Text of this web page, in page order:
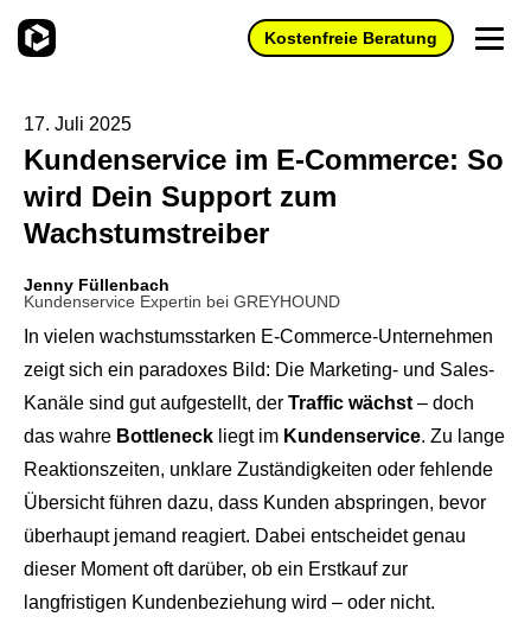
Kostenfreie Beratung
Produkte
Schnellere Antworten & weniger Supportaufwand mit AI
Agents und AI Human Assist
GREYHOUND für den Kundenservice
Deine All-In-One-Kundenservicelösung für den
E‑Commerce.
GREYHOUND für das papierlose Büro
All Deine Belege samt Kommunikation nachvollziehbar an
einem Ort. Zur Bearbeitung, Freigabe oder Archivierung.
E‑Rechnungspflicht 2025
GREYHOUND macht E-Rechnungen einfach,
Anbindungen
Buchhaltungssysteme.
stressfrei.
Überwachter Eigenbetrieb
Dein Eigenbetrieb, überwacht durch uns
Preise
Partner
Partner finden
Partner werden
Zertifizierung
Wissenstransfer
Wissenswertes
Alle Neuigkeiten
Blog
Whitepaper
Casestudies
Termine und Events
Jobs
Support Hub
17. Juli 2025
Kundenservice im E-Commerce: So
wird Dein Support zum
Wachstumstreiber
Jenny Füllenbach
Kundenservice Expertin bei GREYHOUND
In vielen wachstumsstarken E-Commerce-Unternehmen
zeigt sich ein paradoxes Bild: Die Marketing- und Sales-
Kanäle sind gut aufgestellt, der Traffic wächst – doch
das wahre Bottleneck liegt im Kundenservice. Zu lange
Reaktionszeiten, unklare Zuständigkeiten oder fehlende
Übersicht führen dazu, dass Kunden abspringen, bevor
überhaupt jemand reagiert. Dabei entscheidet genau
dieser Moment oft darüber, ob ein Erstkauf zur
langfristigen Kundenbeziehung wird – oder nicht.